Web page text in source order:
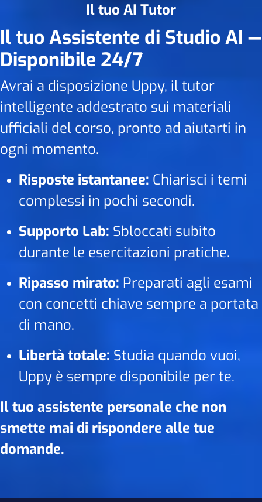
Il tuo AI Tutor
Il tuo Assistente di Studio AI —
Disponibile 24/7
Avrai a disposizione Uppy, il tutor
intelligente addestrato sui materiali
ufficiali del corso, pronto ad aiutarti in
ogni momento.
Risposte istantanee: Chiarisci i temi
complessi in pochi secondi.
Supporto Lab: Sbloccati subito
durante le esercitazioni pratiche.
Ripasso mirato: Preparati agli esami
con concetti chiave sempre a portata
di mano.
Libertà totale: Studia quando vuoi,
Uppy è sempre disponibile per te.
Il tuo assistente personale che non
smette mai di rispondere alle tue
domande.